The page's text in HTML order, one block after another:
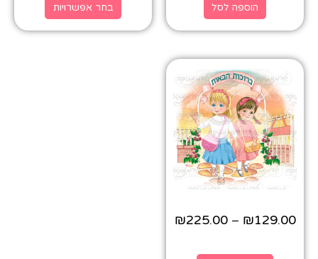
הוספה לסל בחר אפשרויות
₪129.00
–
₪225.00